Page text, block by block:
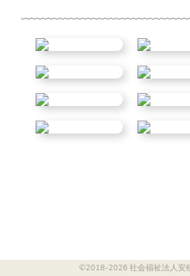
©2018-2026 社会福祉法人安